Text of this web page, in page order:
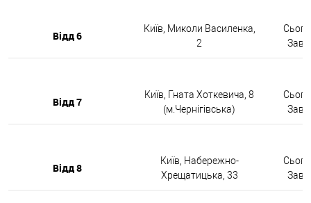
Відд 6
Київ, Миколи Василенка,
2
Відд 7
Київ, Гната Хоткевича, 8
(м.Чернігівська)
Відд 8
Київ, Набережно-
Хрещатицька, 33